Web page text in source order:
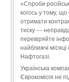
«Спроби
когось у тому,
отримати
тиску —
перевіряйте
найближчі
Нафтогазі.
Українська
Єврокомісія не